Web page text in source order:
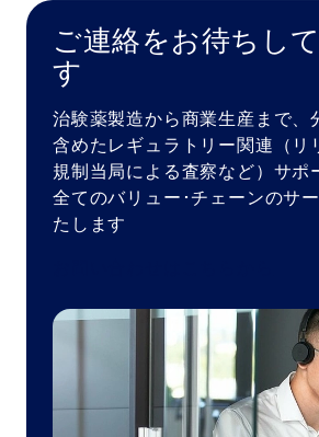
ご連絡をお待ちし
す
治験薬製造から商業生産まで、
含めたレギュラトリー関連（リ
規制当局による査察など）サポ
全てのバリュー･チェーンのサ
たします